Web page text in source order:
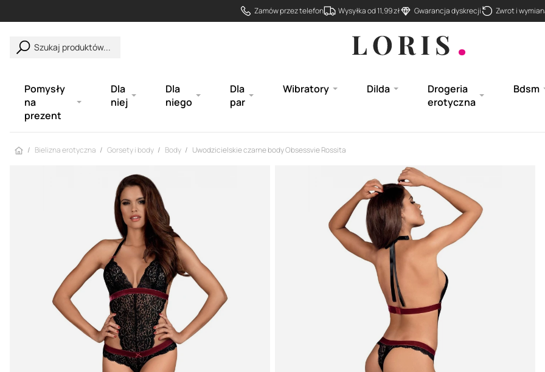
Zamów przez telefon Wysyłka od 11,99 zł Gwarancja dyskrecji Zwrot i
Szukaj produktów...
Pomysły
na
prezent
Dla
niej
Dla
niego
Dla
par
Wibratory Dilda
Drogeria
erotyczna
Bdsm
Strona główna
Bielizna erotyczna Gorsety i body Body Uwodzicielskie czarne body Obsessvie Rossita